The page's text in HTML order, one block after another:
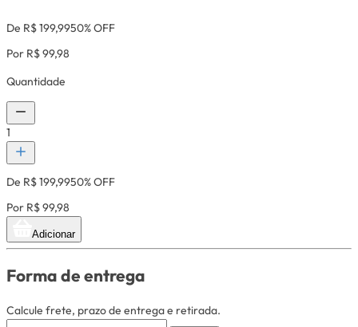
De R$ 199,9950% OFF
Por R$ 99,98
Quantidade
1
De R$ 199,9950% OFF
Por R$ 99,98
Adicionar
Forma de entrega
Calcule frete, prazo de entrega e retirada.